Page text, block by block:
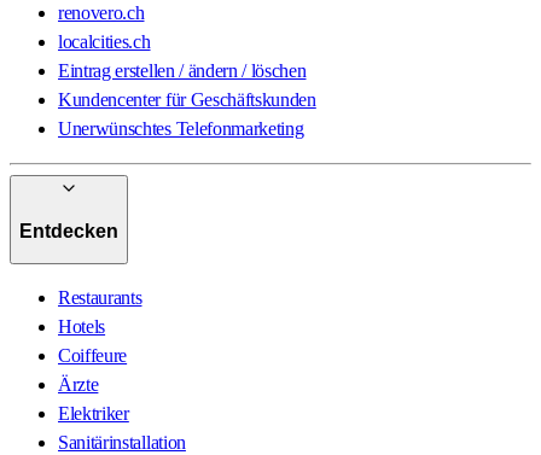
renovero.ch
localcities.ch
Eintrag erstellen / ändern / löschen
Kundencenter für Geschäftskunden
Unerwünschtes Telefonmarketing
Entdecken
Restaurants
Hotels
Coiffeure
Ärzte
Elektriker
Sanitärinstallation